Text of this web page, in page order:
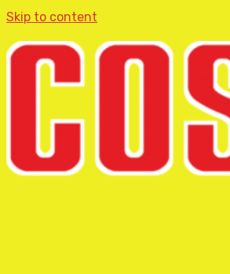
Skip to content